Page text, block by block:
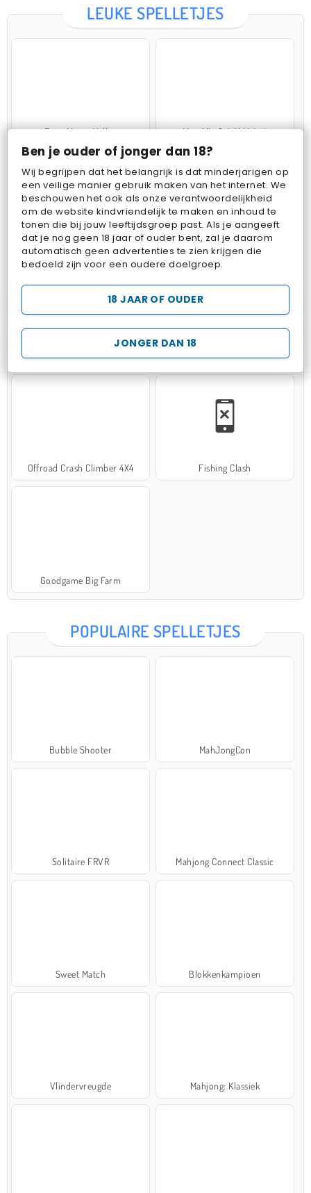
Ben je ouder of jonger dan 18?
Wij begrijpen dat het belangrijk is dat minderjarigen op
een veilige manier gebruik maken van het internet. We
beschouwen het ook als onze verantwoordelijkheid
om de website kindvriendelijk te maken en inhoud te
tonen die bij jouw leeftijdsgroep past. Als je aangeeft
dat je nog geen 18 jaar of ouder bent, zal je daarom
automatisch geen advertenties te zien krijgen die
bedoeld zijn voor een oudere doelgroep.
JONGER DAN 18
18 JAAR OF OUDER
LEUKE SPELLETJES
Farm Merge Valley VegaMix 2: Wild West
Pop Fruit Bubbits
Hospital Surgeon Doctor Game Potion Sort
Offroad Crash Climber 4X4 Fishing Clash
Goodgame Big Farm
POPULAIRE SPELLETJES
Bubble Shooter MahJongCon
Solitaire FRVR Mahjong Connect Classic
Sweet Match Blokkenkampioen
Vlindervreugde Mahjong: Klassiek